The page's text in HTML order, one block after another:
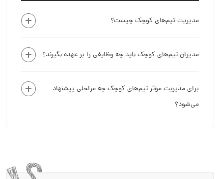
مدیریت تیم‌های کوچک چیست؟
مدیران تیم‌های کوچک باید چه وظایفی را بر عهده بگیرند؟
برای مدیریت مؤثر تیم‌های کوچک چه مراحلی پیشنهاد
می‌شود؟